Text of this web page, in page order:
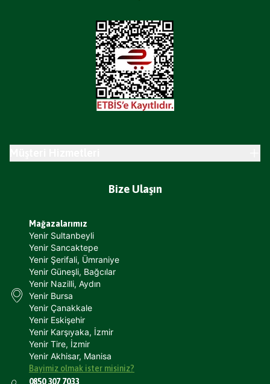
Bize Ulaşın
Mağazalarımız
Yenir Sultanbeyli
Yenir Sancaktepe
Yenir Şerifali, Ümraniye
Yenir Güneşli, Bağcılar
Yenir Nazilli, Aydın
Yenir Bursa
Yenir Çanakkale
Yenir Eskişehir
Yenir Karşıyaka, İzmir
Yenir Tire, İzmir
Yenir Akhisar, Manisa
Bayimiz olmak ister misiniz?
0850 307 7033